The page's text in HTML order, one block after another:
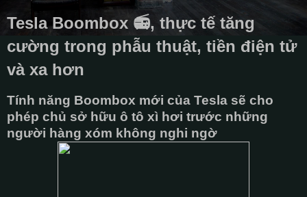
Tesla Boombox 📻, thực tế tăng
cường trong phẫu thuật, tiền điện tử
và xa hơn
Tính năng Boombox mới của Tesla sẽ cho
phép chủ sở hữu ô tô xì hơi trước những
người hàng xóm không nghi ngờ